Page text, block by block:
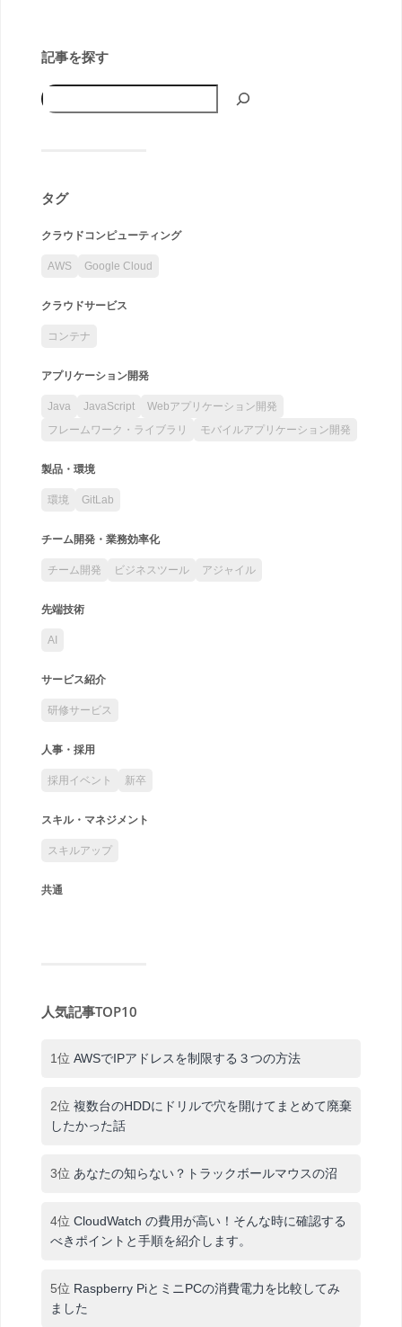
記事を探す
タグ
クラウドコンピューティング
AWS Google Cloud
クラウドサービス
コンテナ
アプリケーション開発
Java JavaScript
Webアプリケーション開発
フレームワーク・ライブラリ
モバイルアプリケーション開発
製品・環境
環境 GitLab
チーム開発・業務効率化
チーム開発 ビジネスツール アジャイル
先端技術
AI
サービス紹介
研修サービス
人事・採用
採用イベント 新卒
スキル・マネジメント
スキルアップ
共通
人気記事TOP10
1位 AWSでIPアドレスを制限する３つの方法
2位 複数台のHDDにドリルで穴を開けてまとめて廃棄
したかった話
3位 あなたの知らない？トラックボールマウスの沼
4位 CloudWatch の費用が高い！そんな時に確認する
べきポイントと手順を紹介します。
5位 Raspberry PiとミニPCの消費電力を比較してみ
ました